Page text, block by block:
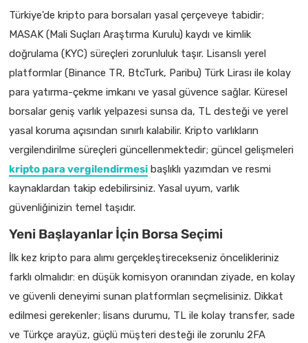
Türkiye'de kripto para borsaları yasal çerçeveye tabidir;
MASAK (Mali Suçları Araştırma Kurulu) kaydı ve kimlik
doğrulama (KYC) süreçleri zorunluluk taşır. Lisanslı yerel
platformlar (Binance TR, BtcTurk, Paribu) Türk Lirası ile kolay
para yatırma-çekme imkanı ve yasal güvence sağlar. Küresel
borsalar geniş varlık yelpazesi sunsa da, TL desteği ve yerel
yasal koruma açısından sınırlı kalabilir. Kripto varlıkların
vergilendirilme süreçleri güncellenmektedir; güncel gelişmeleri
kripto para vergilendirmesi başlıklı yazımdan ve resmi
kaynaklardan takip edebilirsiniz. Yasal uyum, varlık
güvenliğinizin temel taşıdır.
Yeni Başlayanlar İçin Borsa Seçimi
İlk kez kripto para alımı gerçekleştirecekseniz öncelikleriniz
farklı olmalıdır: en düşük komisyon oranından ziyade, en kolay
ve güvenli deneyimi sunan platformları seçmelisiniz. Dikkat
edilmesi gerekenler; lisans durumu, TL ile kolay transfer, sade
ve Türkçe arayüz, güçlü müşteri desteği ile zorunlu 2FA